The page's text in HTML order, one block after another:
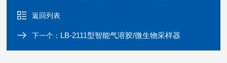
返回列表
下一个： LB-2111型智能气溶胶/微生物采样器